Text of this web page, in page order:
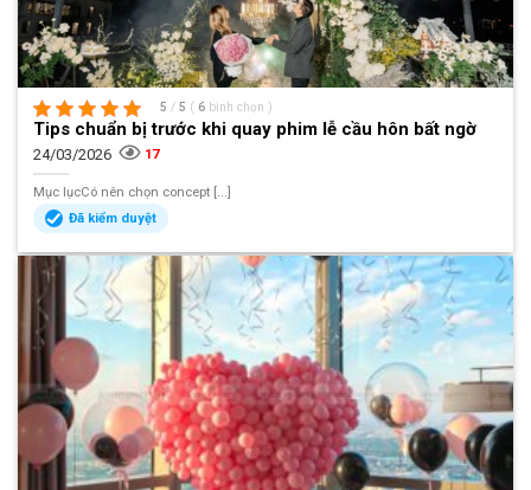
5 / 5 ( 6 bình chọn )
Tips chuẩn bị trước khi quay phim lễ cầu hôn bất ngờ
24/03/2026 17
Mục lụcCó nên chọn concept [...]
Đã kiểm duyệt